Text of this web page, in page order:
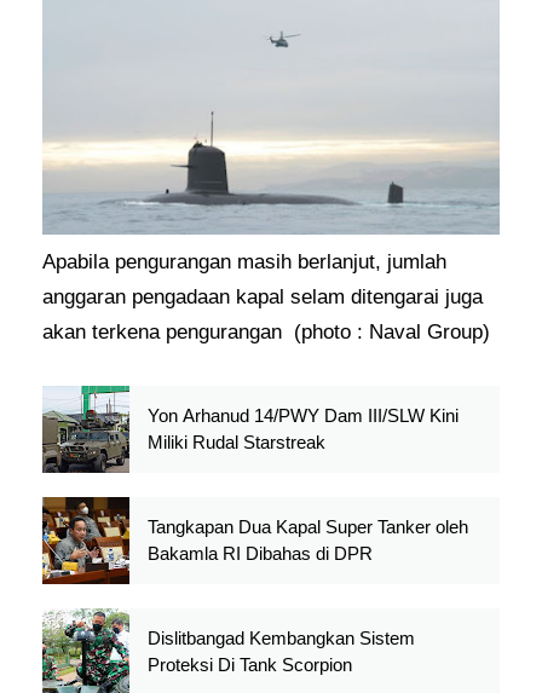
Apabila pengurangan masih berlanjut, jumlah
anggaran pengadaan kapal selam ditengarai juga
akan terkena pengurangan (photo : Naval Group)
Yon Arhanud 14/PWY Dam III/SLW Kini
Miliki Rudal Starstreak
Tangkapan Dua Kapal Super Tanker oleh
Bakamla RI Dibahas di DPR
Dislitbangad Kembangkan Sistem
Proteksi Di Tank Scorpion